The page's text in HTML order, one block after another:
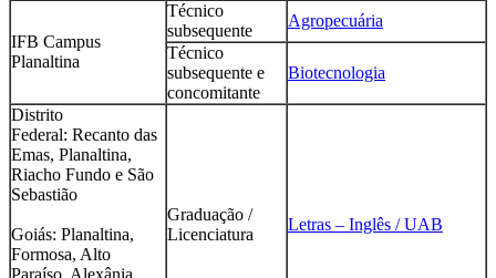
IFB Campus
Planaltina
Técnico
subsequente
Agropecuária
Técnico
subsequente e
concomitante
Biotecnologia
Distrito
Federal: Recanto das
Emas, Planaltina,
Riacho Fundo e São
Sebastião
Goiás: Planaltina,
Formosa, Alto
Paraíso, Alexânia,
Graduação /
Licenciatura
Letras – Inglês / UAB